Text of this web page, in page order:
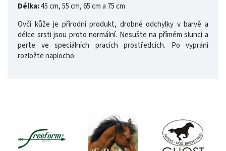
Délka:45 cm, 55 cm, 65 cm a 75 cm
Ovčí kůže je přírodní produkt, drobné odchylky v barvě a
délce srsti jsou proto normální. Nesušte na přímém slunci a
perte ve speciálních pracích prostředcích. Po vyprání
rozložte naplocho.